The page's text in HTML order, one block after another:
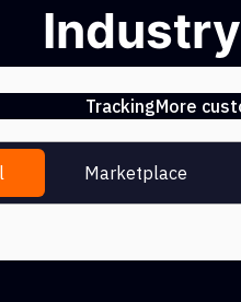
TrackingMore
Marketplace